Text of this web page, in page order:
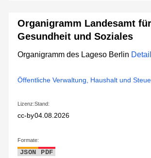
Organigramm Landesamt für
Gesundheit und Soziales
Organigramm des Lageso Berlin
Öffentliche Verwaltung, Haushalt und
Lizenz:
cc-by
Stand:
04.08.2026
Formate:
JSON PDF